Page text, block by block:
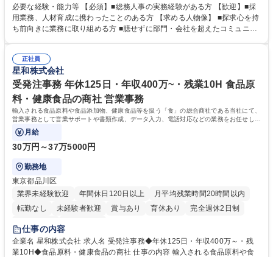
務全般を担当していただきます。 【主な業務内容】 ■採用関係業務および
人材育成(社員研修)業務の推進 ■中期経営計画および予算等の管理 ■設備
投資計画等の策定 ■社内の重要会議の運営 ■その他総務人事業務全般 【入
務人事】経験者歓迎！/阪急阪神HDグループ/年休124日
必要な経験・能力等 【必須】■総務人事の実務経験がある方 【歓迎】■採
用業務、人材育成に携わったことのある方 【求める人物像】 ■探求心を持
ち前向きに業務に取り組める方 ■臆せずに部門・会社を超えたコミュニケ
囲のメンバーと協調しつつ主体性を持って能動的に業務を推進できる方 学
歴・資格 学歴：大学院 大学 高専 短大 専修学校 高校 語学力： 資格：
正社員
星和株式会社
受発注事務 年休125日・年収400万~・残業10H 食品原
料・健康食品の商社 営業事務
輸入される食品原料や食品添加物、健康食品等を扱う「食」の総合商社である当社にて、
営業事務として営業サポートや書類作成、データ入力、電話対応などの業務をお任せしま
す。
月給
30万円～37万5000円
勤務地
東京都品川区
業界未経験歓迎
年間休日120日以上
月平均残業時間20時間以内
転勤なし
未経験者歓迎 賞与あり 育休あり
完全週休2日制
交通費支給
仕事の内容
企業名 星和株式会社 求人名 受発注事務◆年休125日・年収400万～・残
業10H◆食品原料・健康食品の商社 仕事の内容 輸入される食品原料や食